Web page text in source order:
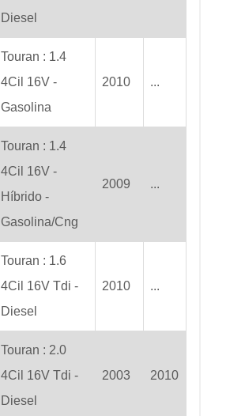
Diesel
Touran : 1.4
4Cil 16V -
Gasolina
2010 ...
Touran : 1.4
4Cil 16V -
Híbrido -
Gasolina/Cng
2009 ...
Touran : 1.6
4Cil 16V Tdi -
Diesel
2010 ...
Touran : 2.0
4Cil 16V Tdi -
Diesel
2003 2010